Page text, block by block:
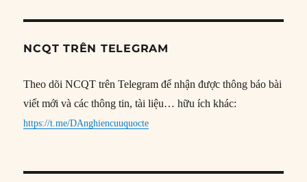
NCQT TRÊN TELEGRAM
Theo dõi NCQT trên Telegram để nhận được thông báo bài
viết mới và các thông tin, tài liệu… hữu ích khác:
https://t.me/DAnghiencuuquocte